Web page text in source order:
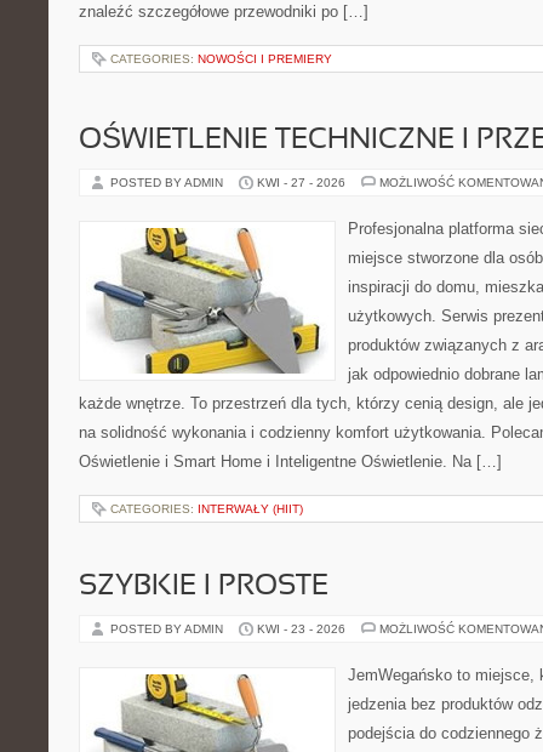
znaleźć szczegółowe przewodniki po […]
CATEGORIES: NOWOŚCI I PREMIERY
OŚWIETLENIE TECHNICZNE I
POSTED BY ADMIN KWI - 27 - 2026 MOŻLIWOŚĆ
Profesjonalna platforma
miejsce stworzone dla
inspiracji do domu,
użytkowych. Serwis
produktów związanych z
jak odpowiednio dobrane
każde wnętrze. To przestrzeń dla tych, którzy cenią design, ale
na solidność wykonania i codzienny komfort użytkowania.
Oświetlenie i Smart Home i Inteligentne Oświetlenie. Na […]
CATEGORIES: INTERWAŁY (HIIT)
SZYBKIE I PROSTE
POSTED BY ADMIN KWI - 23 - 2026 MOŻLIWOŚĆ
JemWegańsko to miejsce,
jedzenia bez produktów
podejścia do codziennego